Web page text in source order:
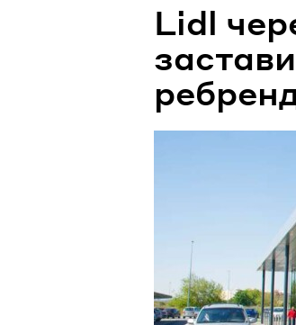
Lidl